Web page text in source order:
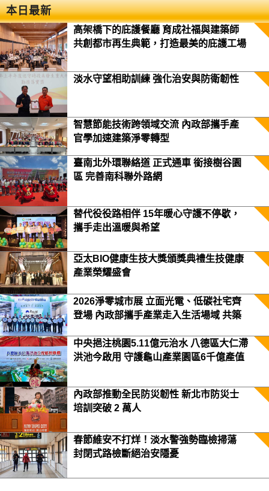
本日最新
高架橋下的庇護餐廳 育成社福與建築師
共創都市再生典範，打造最美的庇護工場
淡水守望相助訓練 強化治安與防衛韌性
智慧節能技術跨領域交流 內政部攜手產
官學加速建築淨零轉型
臺南北外環聯絡道 正式通車 銜接樹谷園
區 完善南科聯外路網
替代役役路相伴 15年暖心守護不停歇，
攜手走出溫暖與希望
亞太BIO健康生技大獎頒獎典禮生技健康
產業榮耀盛會
2026淨零城市展 立面光電、低碳社宅齊
登場 內政部攜手產業走入生活場域 共築
中央挹注桃園5.11億元治水 八德區大仁滯
洪池今啟用 守護龜山產業園區6千億產值
內政部推動全民防災韌性 新北市防災士
培訓突破 2 萬人
春節維安不打烊！淡水警強勢臨檢掃蕩
封閉式路檢斷絕治安隱憂